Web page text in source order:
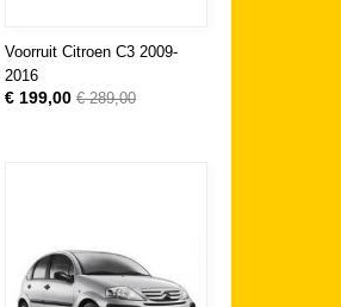
Voorruit Citroen C3 2009-
2016
€ 199,00 € 289,00